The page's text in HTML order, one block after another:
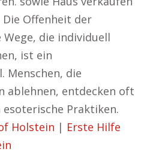
Offenheit der
die individuell
ist ein
Menschen, die
ablehnen, entdecken oft
Praktiken.
Holstein | Erste Hilfe